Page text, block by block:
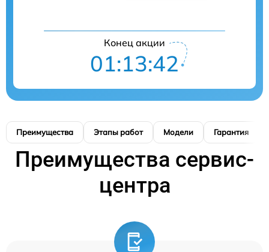
Конец акции
01:13:41
Преимущества Этапы работ Модели Гарантия
Преимущества сервис-
центра